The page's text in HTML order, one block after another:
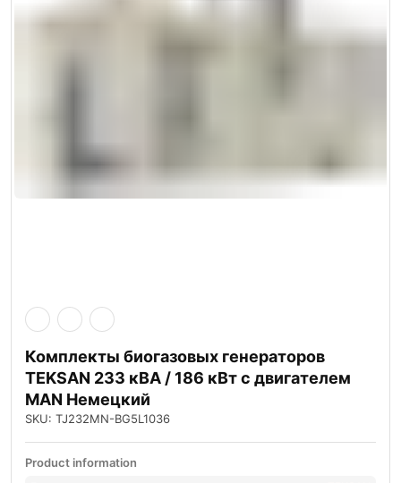
Комплекты биогазовых генераторов
TEKSAN 233 кВА / 186 кВт с двигателем
MAN Немецкий
SKU: TJ232MN-BG5L1036
Product information